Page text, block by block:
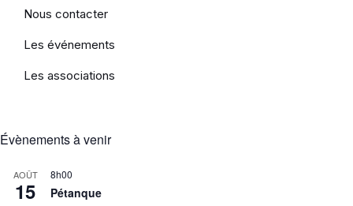
Nous contacter
Les événements
Les associations
Évènements à venir
AOÛT
15
8h00
Pétanque